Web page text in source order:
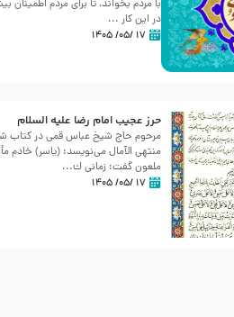
با مردم بخواند، تا برای مردم اطمینان
در این کار ...
۱۷ /۰۵/ ۱۴۰۵
حرز عجیب امام رضا علیه السلام
مرحوم حاج شیخ عباس قمی در کتاب
منتهی الآمال می‌نویسد: (ياسر) خادم
ملعون گفت: زمانى ك...
۱۷ /۰۵/ ۱۴۰۵